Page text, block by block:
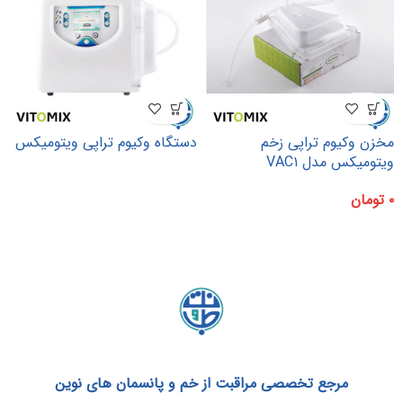
مخزن وکیوم تراپی زخم
ویتومیکس مدل VAC۱
۰ تومان
دستگاه وکیوم تراپی ویتومیکس
مرجع تخصصی مراقبت از خم و پانسمان های نوین